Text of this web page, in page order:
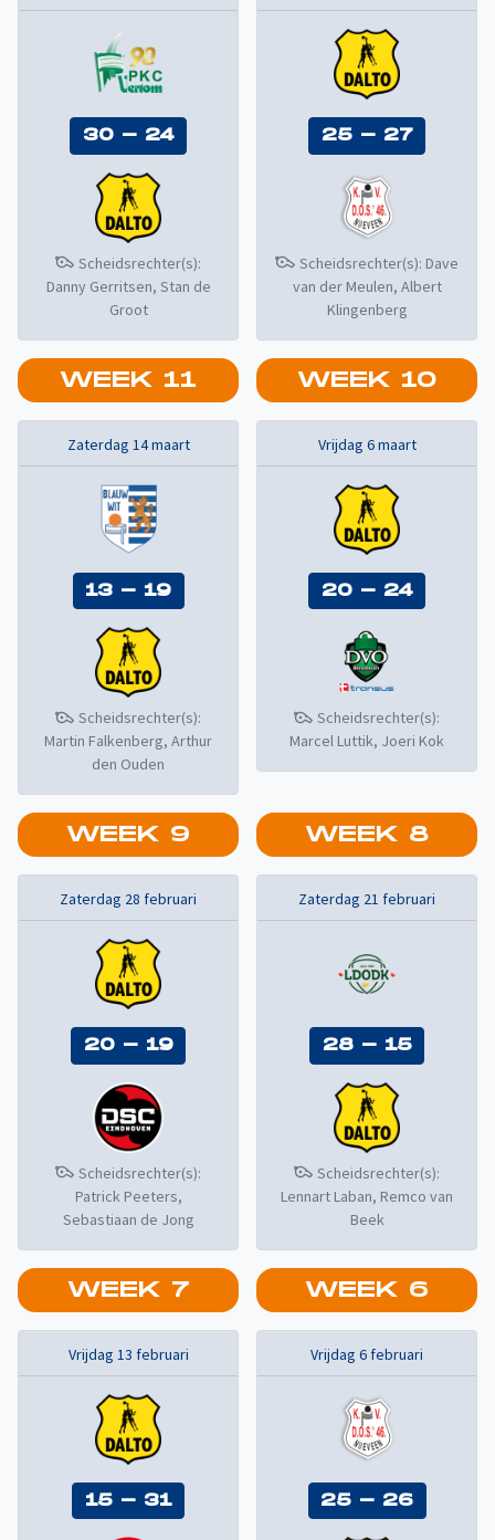
30- 24
Scheidsrechter(s):
Danny Gerritsen, Stan de
Groot
25- 27
Scheidsrechter(s): Dave
van der Meulen, Albert
Klingenberg
WEEK 11
Zaterdag 14 maart
13 - 19
Scheidsrechter(s):
Martin Falkenberg, Arthur
den Ouden
WEEK 10
Vrijdag 6 maart
20- 24
Scheidsrechter(s):
Marcel Luttik, Joeri Kok
WEEK 9
Zaterdag 28 februari
20- 19
Scheidsrechter(s):
Patrick Peeters,
Sebastiaan de Jong
WEEK 8
Zaterdag 21 februari
28- 15
Scheidsrechter(s):
Lennart Laban, Remco van
Beek
WEEK 7
Vrijdag 13 februari
15- 31
WEEK 6
Vrijdag 6 februari
25 - 26